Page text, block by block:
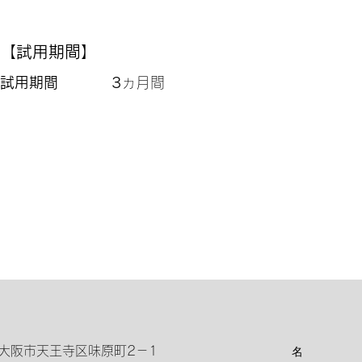
【試用期間】
試用期間 3 ヵ月間
阪市天王寺区味原町2－1 名